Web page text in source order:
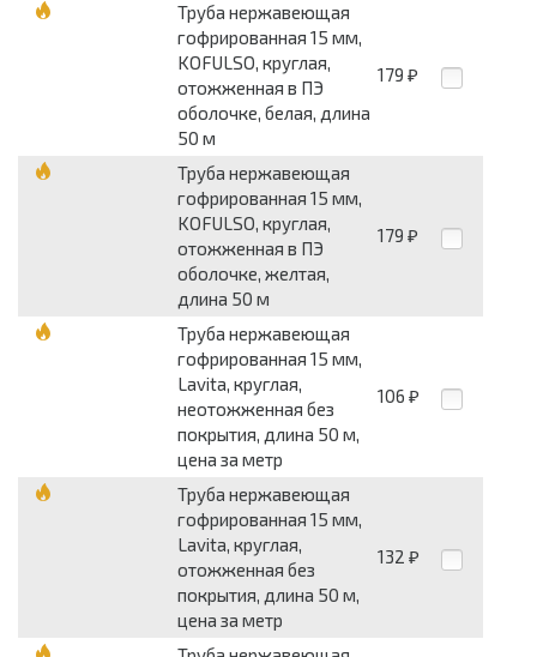
Труба нержавеющая
гофрированная 15 мм,
KOFULSO, круглая,
отожженная в ПЭ
оболочке, белая, длина
50 м
179 ₽
Труба нержавеющая
гофрированная 15 мм,
KOFULSO, круглая,
отожженная в ПЭ
оболочке, желтая,
длина 50 м
179 ₽
Труба нержавеющая
гофрированная 15 мм,
Lavita, круглая,
неотожженная без
покрытия, длина 50 м,
цена за метр
106 ₽
Труба нержавеющая
гофрированная 15 мм,
Lavita, круглая,
отожженная без
покрытия, длина 50 м,
цена за метр
132 ₽